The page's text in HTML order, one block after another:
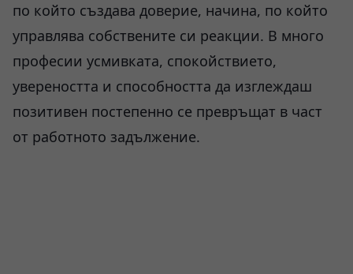
по който създава доверие, начина, по който
управлява собствените си реакции. В много
професии усмивката, спокойствието,
увереността и способността да изглеждаш
позитивен постепенно се превръщат в част
от работното задължение.